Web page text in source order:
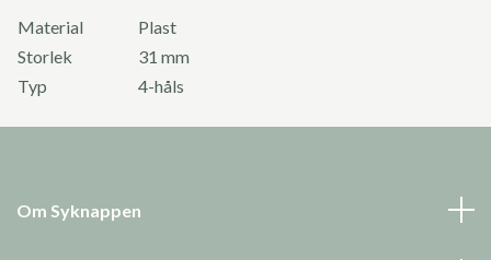
Material
Plast
Storlek
31 mm
Typ
4-håls
Om Syknappen